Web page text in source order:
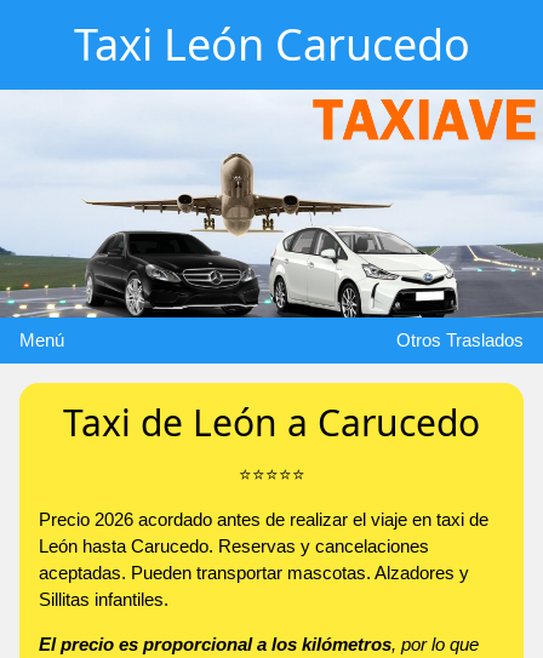
Taxi León Carucedo
Menú Otros Traslados
Taxi de León a Carucedo
⭐️⭐️⭐️⭐️⭐️
Precio 2026 acordado antes de realizar el viaje en taxi de
León hasta Carucedo. Reservas y cancelaciones
aceptadas. Pueden transportar mascotas. Alzadores y
Sillitas infantiles.
El precio es proporcional a los kilómetros, por lo que